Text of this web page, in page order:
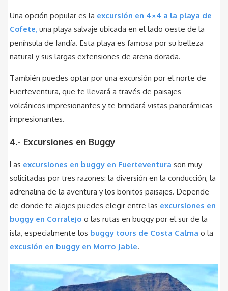
Una opción popular es la excursión en 4×4 a la playa de
Cofete, una playa salvaje ubicada en el lado oeste de la
península de Jandía. Esta playa es famosa por su belleza
natural y sus largas extensiones de arena dorada.
También puedes optar por una excursión por el norte de
Fuerteventura, que te llevará a través de paisajes
volcánicos impresionantes y te brindará vistas panorámicas
impresionantes.
4.- Excursiones en Buggy
Las excursiones en buggy en Fuerteventura son muy
solicitadas por tres razones: la diversión en la conducción, la
adrenalina de la aventura y los bonitos paisajes. Depende
de donde te alojes puedes elegir entre las excursiones en
buggy en Corralejo o las rutas en buggy por el sur de la
isla, especialmente los buggy tours de Costa Calma o la
excusión en buggy en Morro Jable.